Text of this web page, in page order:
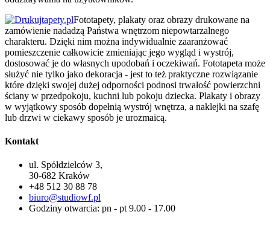
Fototapety, plakaty oraz obrazy drukowane na
zamówienie nadadzą Państwa wnętrzom niepowtarzalnego
charakteru. Dzięki nim można indywidualnie zaaranżować
pomieszczenie całkowicie zmieniając jego wygląd i wystrój,
dostosować je do własnych upodobań i oczekiwań. Fototapeta może
służyć nie tylko jako dekoracja - jest to też praktyczne rozwiązanie
które dzięki swojej dużej odporności podnosi trwałość powierzchni
ściany w przedpokoju, kuchni lub pokoju dziecka. Plakaty i obrazy
w wyjątkowy sposób dopełnią wystrój wnętrza, a naklejki na szafę
lub drzwi w ciekawy sposób je urozmaicą.
Kontakt
ul. Spółdzielców 3,
30-682 Kraków
+48 512 30 88 78
biuro@studiowf.pl
Godziny otwarcia: pn - pt 9.00 - 17.00